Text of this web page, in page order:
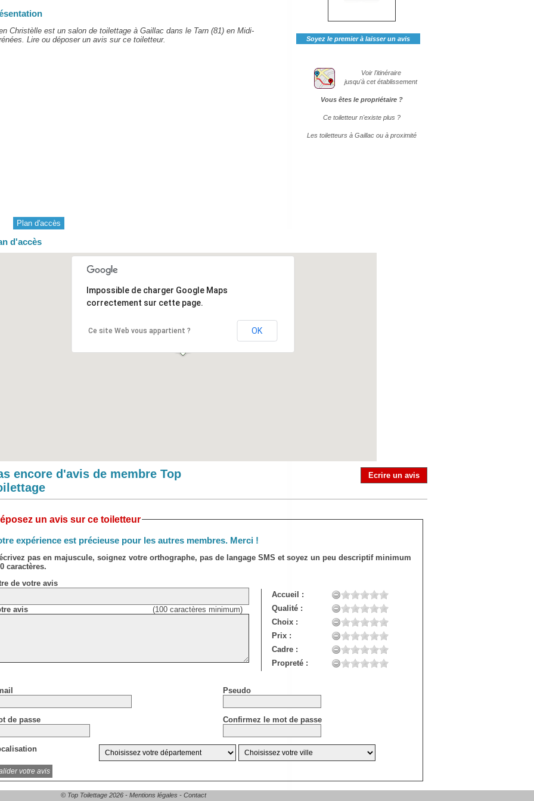
Christèlle est un salon de toilettage à Gaillac dans le Tarn (81) en Midi-
Lire ou déposer un avis sur ce toiletteur.
Soyez le premier à laisser un avis
Voir l'itinéraire
jusqu'à cet établissement
Vous êtes le propriétaire ?
Ce toiletteur n'existe plus ?
Les toiletteurs à Gaillac ou à proximité
Plan d'accès
d'accès
Impossible de charger Google Maps
correctement sur cette page.
Ce site Web vous appartient ? OK
encore d'avis de membre Top
Ecrire un avis
un avis sur ce toiletteur
expérience est précieuse pour les autres membres. Merci !
pas en majuscule, soignez votre orthographe, pas de langage SMS et soyez un peu descriptif minimum
caractères.
de votre avis
avis (100 caractères minimum)
Accueil :
Qualité :
Choix :
Prix :
Cadre :
Propreté :
Pseudo
de passe Confirmez le mot de passe
© Top Toilettage 2026 - Mentions légales - Contact